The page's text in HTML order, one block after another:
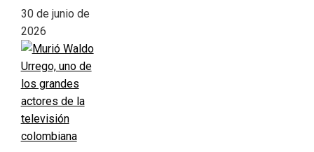
30 de junio de
2026